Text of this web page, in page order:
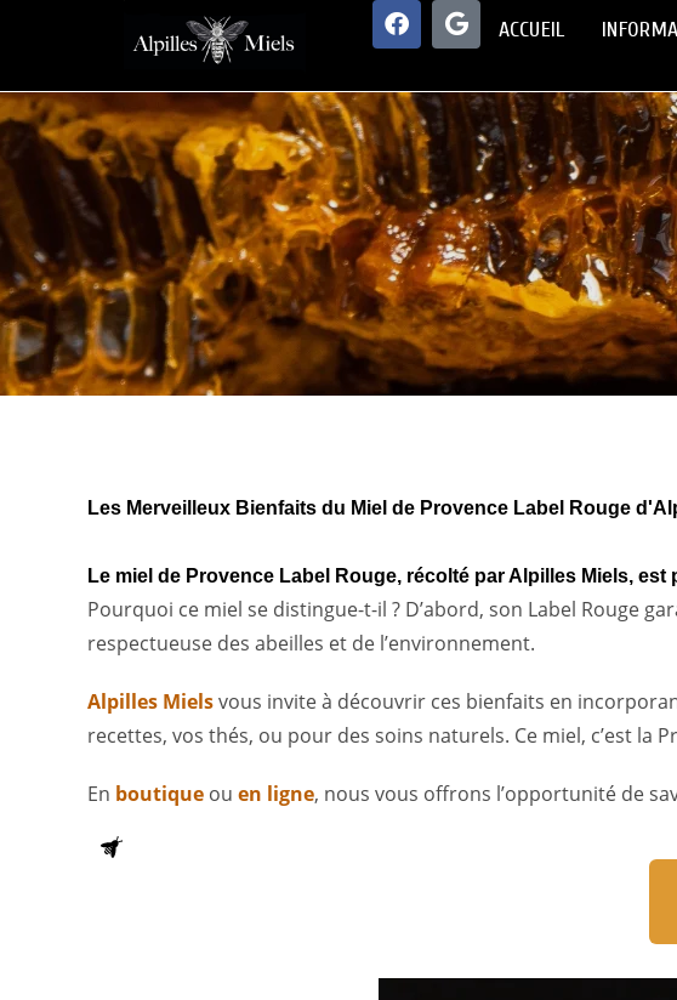
ACCUEIL
Les Merveilleux Bienfaits du Miel de Provence Label Rouge
Le miel de Provence Label Rouge, récolté par Alpilles Miels,
Pourquoi ce miel se distingue-t-il ? D’abord, son Label Rouge
respectueuse des abeilles et de l’environnement.
Alpilles Mielsvous invite à découvrir ces bienfaits en
recettes, vos thés, ou pour des soins naturels. Ce miel, c’est la
En boutique ou en ligne, nous vous offrons l’opportunité de